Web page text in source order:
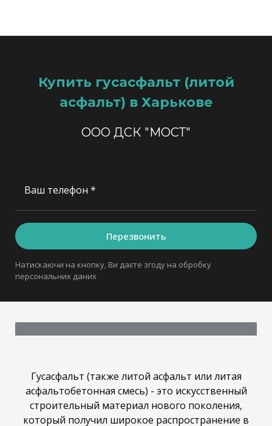
Купить гусасфальт (литой
асфальт) в Харькове
ООО ДСК "МОСТ"
Ваш телефон *
Перезвонить
Натискаючи на кнопку, Ви даєте згоду на обробку
персональних даних
Гусасфальт (также литой асфальт или литая
асфальтобетонная смесь) - это искусственный
строительный материал нового поколения,
который получил широкое распространение в